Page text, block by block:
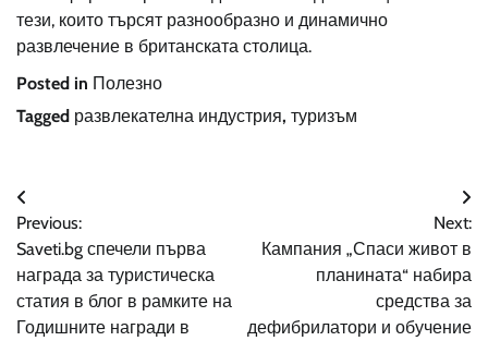
тези, които търсят разнообразно и динамично
развлечение в британската столица.
Posted in Полезно
Tagged развлекателна индустрия, туризъм
Навигация
Previous:
Saveti.bg спечели първа
награда за туристическа
статия в блог в рамките на
Годишните награди в
Next:
Кампания „Спаси живот в
планината“ набира
средства за
дефибрилатори и обучение